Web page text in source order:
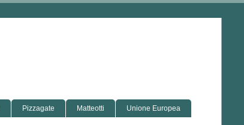
Pizzagate Matteotti Unione Europea